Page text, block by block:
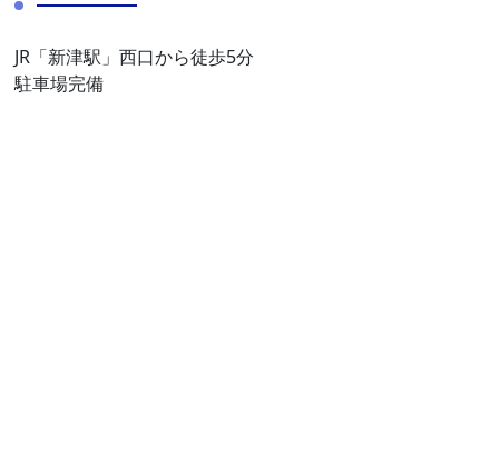
JR「新津駅」西口から徒歩5分
駐車場完備